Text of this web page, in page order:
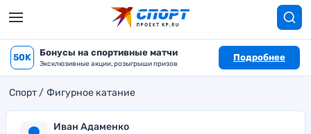
50K Бонусы на спортивные матчи
Эксклюзивные акции, розыгрыши призов
Подробнее
Спорт Фигурное катание
Иван Адаменко